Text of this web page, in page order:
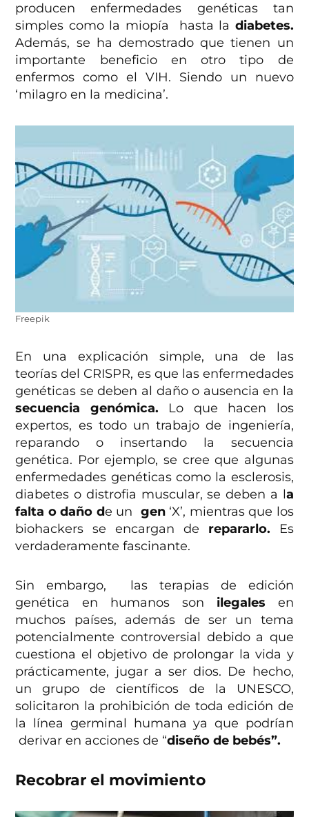
producen enfermedades genéticas tan
simples como la miopía hasta la diabetes.
Además, se ha demostrado que tienen un
importante beneficio en otro tipo de
enfermos como el VIH. Siendo un nuevo
‘milagro en la medicina’.
Freepik
En una explicación simple, una de las
teorías del CRISPR, es que las enfermedades
genéticas se deben al daño o ausencia en la
secuencia genómica. Lo que hacen los
expertos, es todo un trabajo de ingeniería,
reparando o insertando la secuencia
genética. Por ejemplo, se cree que algunas
enfermedades genéticas como la esclerosis,
diabetes o distrofia muscular, se deben a la
falta o daño de un gen‘X’, mientras que los
biohackers se encargan de repararlo. Es
verdaderamente fascinante.
Sin embargo, las terapias de edición
genética en humanos son ilegales en
muchos países, además de ser un tema
potencialmente controversial debido a que
cuestiona el objetivo de prolongar la vida y
prácticamente, jugar a ser dios. De hecho,
un grupo de científicos de la UNESCO,
solicitaron la prohibición de toda edición de
la línea germinal humana ya que podrían
derivar en acciones de “diseño de bebés”.
Recobrar el movimiento